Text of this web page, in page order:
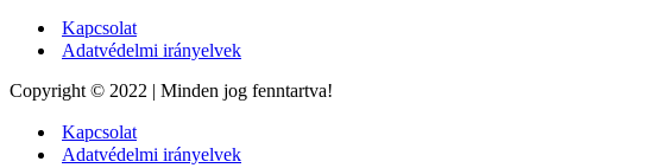
Kapcsolat
Adatvédelmi irányelvek
Copyright © 2022 | Minden jog fenntartva!
Kapcsolat
Adatvédelmi irányelvek